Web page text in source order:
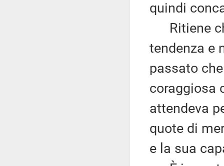
quindi
Ritiene
tendenza e
passato
coraggiosa
attendeva
quote di
e la sua